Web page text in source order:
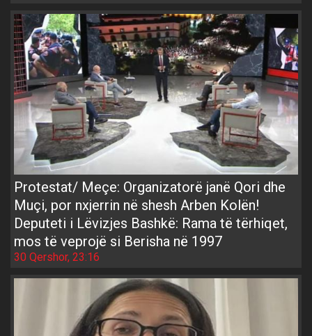
Protestat/ Meçe: Organizatorë janë Qori dhe
Muçi, por nxjerrin në shesh Arben Kolën!
Deputeti i Lëvizjes Bashkë: Rama të tërhiqet,
mos të veprojë si Berisha në 1997
30 Qershor, 23:16